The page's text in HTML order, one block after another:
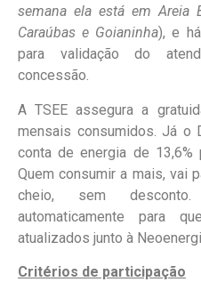
semana ela está em Areia
Caraúbas e Goianinha), e
para validação do
concessão.
A TSEE assegura a
mensais consumidos. Já o
conta de energia de 13,6%
Quem consumir a mais, vai
cheio, sem
automaticamente para
atualizados junto à
Critérios de participação